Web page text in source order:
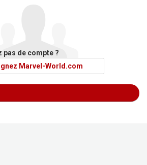
pas de compte ?
Marvel-World.com